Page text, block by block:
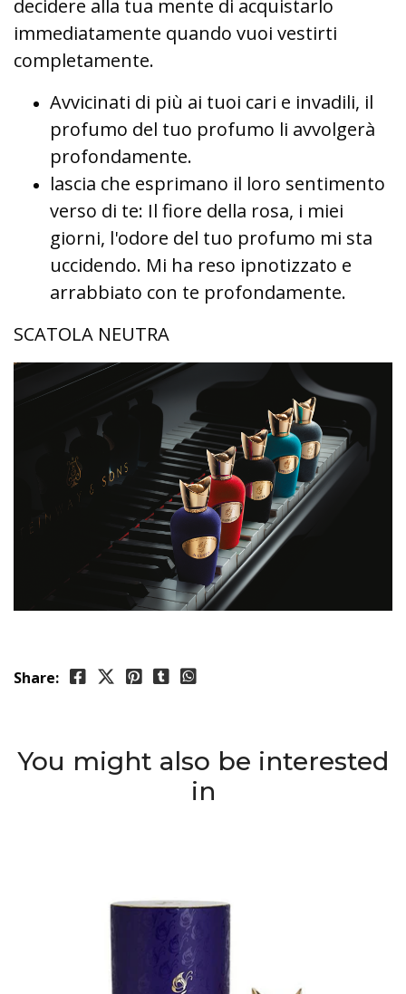
decidere alla tua mente di acquistarlo
immediatamente quando vuoi vestirti
completamente.
Avvicinati di più ai tuoi cari e invadili, il
profumo del tuo profumo li avvolgerà
profondamente.
lascia che esprimano il loro sentimento
verso di te: Il fiore della rosa, i miei
giorni, l'odore del tuo profumo mi sta
uccidendo. Mi ha reso ipnotizzato e
arrabbiato con te profondamente.
SCATOLA NEUTRA
Share:
You might also be interested
in